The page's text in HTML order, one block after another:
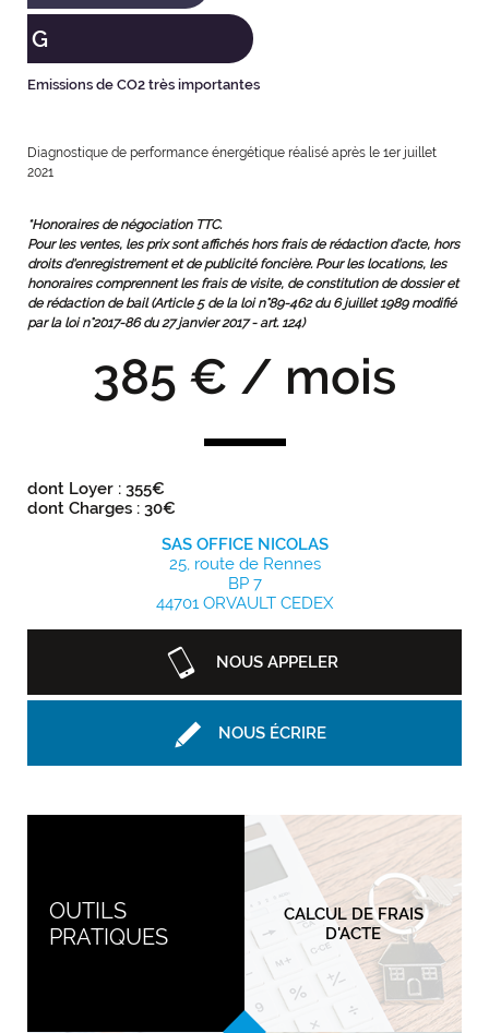
G
Emissions de CO2 très importantes
Diagnostique de performance énergétique réalisé après le 1er juillet
2021
*Honoraires de négociation TTC.
Pour les ventes, les prix sont affichés hors frais de rédaction d'acte, hors
droits d'enregistrement et de publicité foncière. Pour les locations, les
honoraires comprennent les frais de visite, de constitution de dossier et
de rédaction de bail (Article 5 de la loi n°89-462 du 6 juillet 1989 modifié
par la loi n°2017-86 du 27 janvier 2017 - art. 124)
385 € / mois
dont Loyer : 355€
dont Charges : 30€
SAS OFFICE NICOLAS
25, route de Rennes
BP 7
44701 ORVAULT CEDEX
NOUS APPELER
NOUS ÉCRIRE
OUTILS
PRATIQUES
CALCUL DE FRAIS
D'ACTE